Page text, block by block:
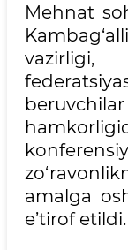
Mehnat
vazirligi,
amalga
e’tirof etildi.